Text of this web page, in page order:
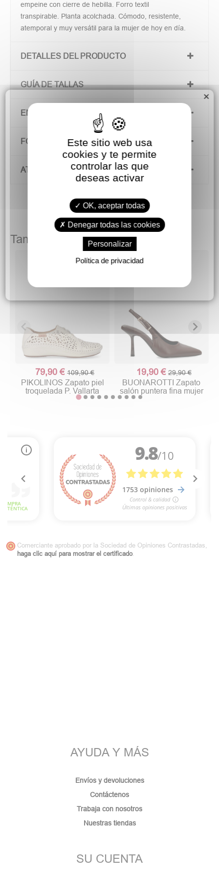
empeine con cierre de hebilla. Forro textil
transpirable. Planta acolchada. Cómodo, resistente,
atemporal y muy versátil para la mujer de hoy en día.
DETALLES DEL PRODUCTO
GUÍA DE TALLAS
ENVÍOS Y DEVOLUCIONES
FORMAS DE PAGO
ATENCIÓN AL CLIENTE
También podría gustarte
79,90 €109,90 €
PIKOLINOS Zapato piel
troquelada P. Vallarta
19,90 € 29,90 €
BUONAROTTI Zapato
salón puntera fina mujer
Comerciante aprobado por la Sociedad de Opiniones Contrastadas,
haga clic aquí para mostrar el certificado.
AYUDA Y MÁS
Envíos y devoluciones
Contáctenos
Trabaja con nosotros
Nuestras tiendas
SU CUENTA
×
Este sitio web usa
cookies y te permite
controlar las que
deseas activar
OK, aceptar todas
Denegar todas las cookies
Personalizar
Política de privacidad